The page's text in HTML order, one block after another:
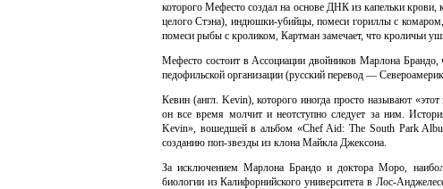
которого Мефесто создал на основе ДНК из капельки крови,
целого Стэна), индюшки-убийцы, помеси гориллы с
помеси рыбы с кроликом, Картман замечает, что кроличьи
Мефесто состоит в Ассоциации двойников Марлона Брандо,
педофильской организации (русский перевод —
Кевин (англ. Kevin), которого иногда просто называют
он все время молчит и неотступно следует за ним.
Kevin», вошедшей в альбом «Chef Aid: The South Park
созданию поп-звезды из клона Майкла Джексона.
За исключением Марлона Брандо и доктора Моро,
биологии из Калифорнийского университета в Лос-